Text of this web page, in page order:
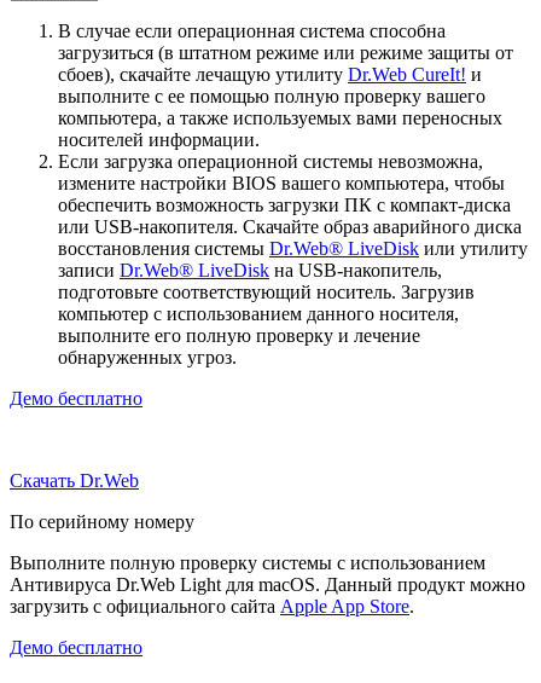
В случае если операционная система способна
загрузиться (в штатном режиме или режиме защиты от
сбоев), скачайте лечащую утилиту Dr.Web CureIt! и
выполните с ее помощью полную проверку вашего
компьютера, а также используемых вами переносных
носителей информации.
Если загрузка операционной системы невозможна,
измените настройки BIOS вашего компьютера, чтобы
обеспечить возможность загрузки ПК с компакт-диска
или USB-накопителя. Скачайте образ аварийного диска
восстановления системы Dr.Web® LiveDisk или утилиту
записи Dr.Web® LiveDisk на USB-накопитель,
подготовьте соответствующий носитель. Загрузив
компьютер с использованием данного носителя,
выполните его полную проверку и лечение
обнаруженных угроз.
Демо бесплатно
Скачать Dr.Web
По серийному номеру
Выполните полную проверку системы с использованием
Антивируса Dr.Web Light для macOS. Данный продукт можно
загрузить с официального сайта Apple App Store.
Демо бесплатно